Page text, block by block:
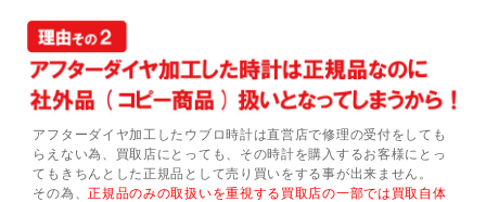
アフターダイヤ加工したウブロ時計は直営店で修理の受付をしても
らえない為、買取店にとっても、その時計を購入するお客様にとっ
てもきちんとした正規品として売り買いをする事が出来ません。
その為、正規品のみの取扱いを重視する買取店の一部では買取自体